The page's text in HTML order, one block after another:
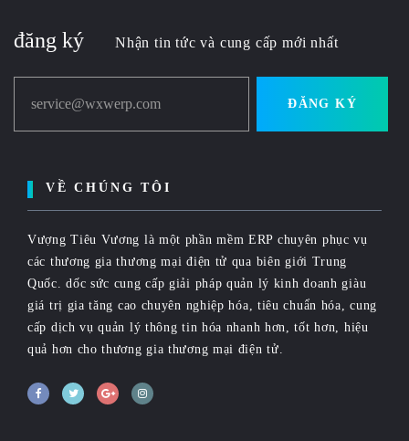
đăng ký Nhận tin tức và cung cấp mới nhất
service@wxwerp.com ĐĂNG KÝ
VỀ CHÚNG TÔI
Vượng Tiêu Vương là một phần mềm ERP chuyên phục vụ
các thương gia thương mại điện tử qua biên giới Trung
Quốc. dốc sức cung cấp giải pháp quản lý kinh doanh giàu
giá trị gia tăng cao chuyên nghiệp hóa, tiêu chuẩn hóa, cung
cấp dịch vụ quản lý thông tin hóa nhanh hơn, tốt hơn, hiệu
quả hơn cho thương gia thương mại điện tử.